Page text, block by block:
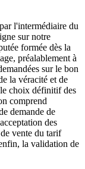
l'intermédiaire du
sur notre
formée dès la
préalablement à
sur le bon
la véracité et de
choix définitif des
comprend
demande de
des
vente du tarif
la validation de